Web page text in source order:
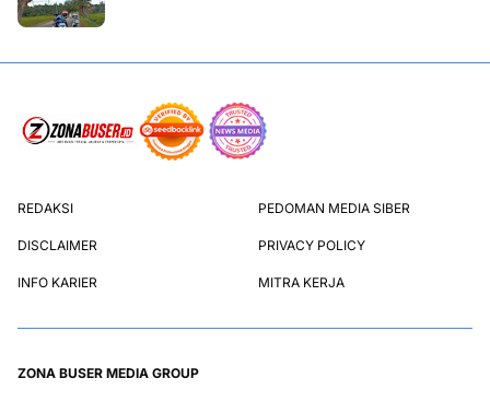
REDAKSI PEDOMAN MEDIA SIBER
DISCLAIMER PRIVACY POLICY
INFO KARIER MITRA KERJA
ZONA BUSER MEDIA GROUP